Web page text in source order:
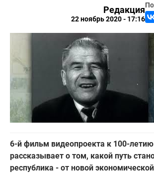
Редакция
22 ноябрь 2020 - 17:16
6-й фильм видеопроекта к 100-
рассказывает о том, какой путь
республика - от новой